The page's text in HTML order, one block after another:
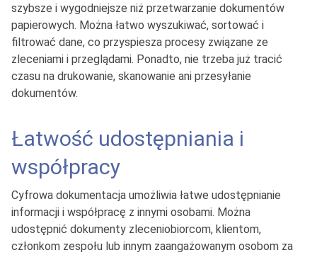
szybsze i wygodniejsze niż przetwarzanie dokumentów
papierowych. Można łatwo wyszukiwać, sortować i
filtrować dane, co przyspiesza procesy związane ze
zleceniami i przeglądami. Ponadto, nie trzeba już tracić
czasu na drukowanie, skanowanie ani przesyłanie
dokumentów.
Łatwość udostępniania i
współpracy
Cyfrowa dokumentacja umożliwia łatwe udostępnianie
informacji i współpracę z innymi osobami. Można
udostępnić dokumenty zleceniobiorcom, klientom,
członkom zespołu lub innym zaangażowanym osobom za